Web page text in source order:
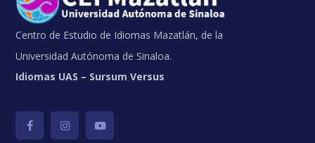
Centro de Estudio de Idiomas Mazatlán, de la
Universidad Autónoma de Sinaloa.
Idiomas UAS – Sursum Versus